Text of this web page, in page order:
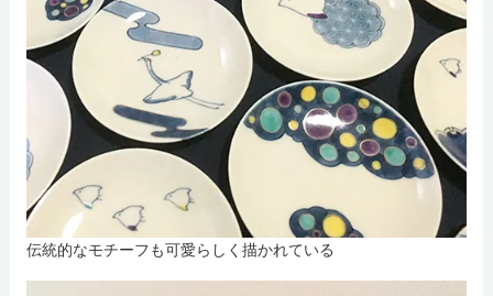
伝統的なモチーフも可愛らしく描かれている